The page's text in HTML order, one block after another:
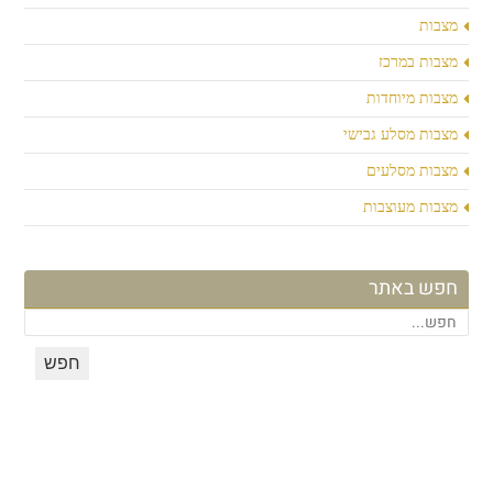
מצבות
מצבות במרכז
מצבות מיוחדות
מצבות מסלע גבישי
מצבות מסלעים
מצבות מעוצבות
חפש באתר